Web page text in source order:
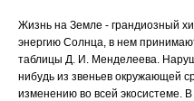
Жизнь на Земле - грандиозный
энергию Солнца, в нем
таблицы Д. И. Менделеева.
нибудь из звеньев окружающей
изменению во всей экосистеме.